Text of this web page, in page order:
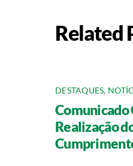
Related
DESTAQUES,
Comunicado
Realização